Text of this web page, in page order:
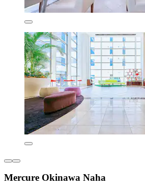
Mercure Okinawa Naha